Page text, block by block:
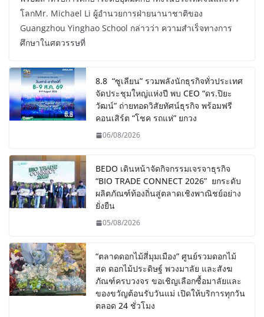
โลกMr. Michael Li ผู้อำนวยการฝ่ายนานาชาติของ
Guangzhou Yinghao School กล่าวว่า ความสำเร็จทางการ
ศึกษาในศตวรรษที่
8.8 “ซูเลียน” รวมพลังนักธุรกิจทั่วประเทศ
จัดประชุมใหญ่แห่งปี พบ CEO “ดร.ปิยะ
วัฒน์” ถ่ายทอดวิสัยทัศน์ธุรกิจ พร้อมฟรี
คอนเสิร์ต “โชค รถแห่” ยกวง
06/08/2026
BEDO เดินหน้าจัดกิจกรรมเจรจาธุรกิจ
“BIO TRADE CONNECT 2026” ยกระดับ
ผลิตภัณฑ์ท้องถิ่นสู่ตลาดเชิงพาณิชย์อย่าง
ยั่งยืน
05/08/2026
“ตลาดดอกไม้สี่มุมเมือง” ศูนย์รวมดอกไม้
สด ดอกไม้ประดิษฐ์ พวงมาลัย และสังฆ
ภัณฑ์ครบวงจร ขอเชิญเลือกซื้อมาลัยและ
ของขวัญต้อนรับวันแม่ เปิดให้บริการทุกวัน
ตลอด 24 ชั่วโมง